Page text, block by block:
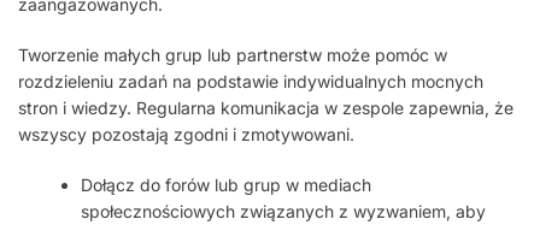
Tworzenie małych grup lub partnerstw może pomóc w
rozdzieleniu zadań na podstawie indywidualnych mocnych
stron i wiedzy. Regularna komunikacja w zespole zapewnia, że
wszyscy pozostają zgodni i zmotywowani.
Dołącz do forów lub grup w mediach
społecznościowych związanych z wyzwaniem, aby